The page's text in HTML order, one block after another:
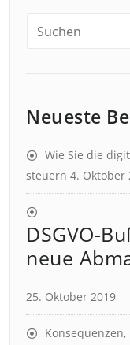
Neueste
Wie Sie die
steuern 4. Oktober
DSGVO-
neue
25. Oktober 2019